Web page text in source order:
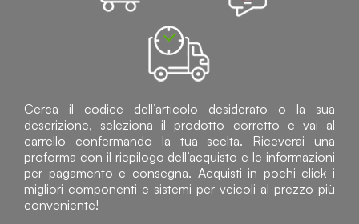
Cerca il codice dell’articolo desiderato o la sua
descrizione, seleziona il prodotto corretto e vai al
carrello confermando la tua scelta. Riceverai una
proforma con il riepilogo dell’acquisto e le informazioni
per pagamento e consegna. Acquisti in pochi click i
migliori componenti e sistemi per veicoli al prezzo più
conveniente!